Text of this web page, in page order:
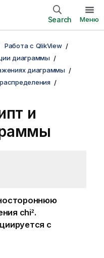
Search Меню
Работа с QlikView
диаграммы
диаграммы
и
chi2.
с